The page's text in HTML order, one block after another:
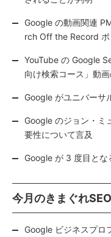
Google の動画関連
rch Off the Record
YouTube の Google
向け検索コース」動
Google がユニバーサ
Google のジョン・ミ
要性について言及
Google が 3 度目と
今月のきまぐれ
Google ビジネスプロ